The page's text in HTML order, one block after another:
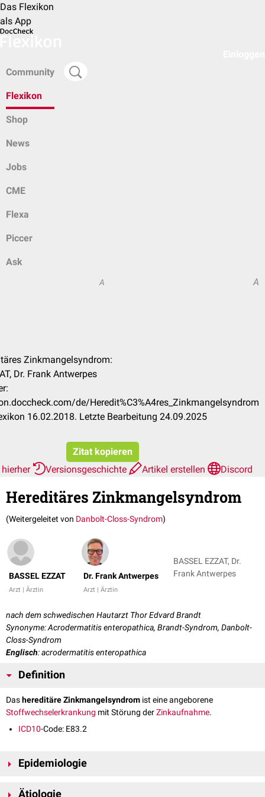
Das Flexikon
als App
Community
Flexikon
Shop
News
Jobs
CME
Flexa
Piccer
Ask
A A
Zinkmangelsyndrom:
Dr. Frank Antwerpes
de/Heredit%C3%A4res_Zinkmangelsyndrom
16.02.2018. Letzte Bearbeitung 24.09.2025
Zitat kopieren
Versionsgeschichte Artikel erstellen Discord
Hereditäres Zinkmangelsyndrom
(Weitergeleitet von Danbolt-Closs-Syndrom)
BASSEL EZZAT
Arzt | Ärztin
Dr. Frank Antwerpes
Arzt | Ärztin
BASSEL EZZAT, Dr.
Frank Antwerpes
nach dem schwedischen Hautarzt Thor Edvard Brandt
Synonyme: Acrodermatitis enteropathica, Brandt-Syndrom, Danbolt-
Closs-Syndrom
Englisch: acrodermatitis enteropathica
Definition
Dashereditäre Zinkmangelsyndrom ist eine angeborene
Stoffwechselerkrankung mit Störung derZinkaufnahme.
ICD10-Code: E83.2
Epidemiologie
zwischen 1-9 Fällen auf eine Million Menschen angegeben.
Ätiologie